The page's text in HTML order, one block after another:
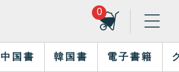
0
中国書 韓国書 電子書籍